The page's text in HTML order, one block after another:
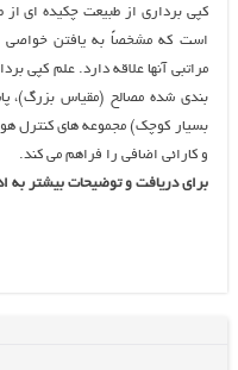
كپي برداري از طبيعت چكيده اي
است كه مشخصاً به يافتن خواصي
مراتبي آنها علاقه دارد. علم كپي
بندی شده مصالح (مقياس بزرگ)،
بسيار كوچك) مجموعه های کنترل
و كارائي اضافي را فراهم مي كند.
برای دریافت و توضیحات بیشتر به